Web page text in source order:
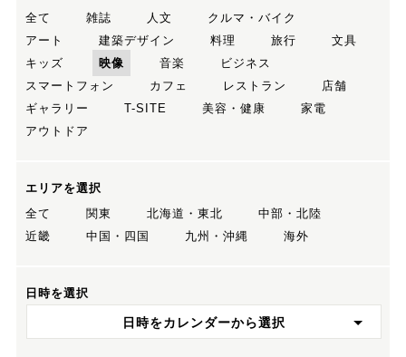
全て
雑誌 人文
クルマ・バイク
アート
建築デザイン 料理 旅行
文具
キッズ
映像 音楽
ビジネス
スマートフォン
カフェ レストラン
店舗
ギャラリー
T-SITE 美容・健康
家電
アウトドア
エリアを選択
全て
関東 北海道・東北
中部・北陸
近畿
中国・四国 九州・沖縄 海外
日時を選択
日時をカレンダーから選択